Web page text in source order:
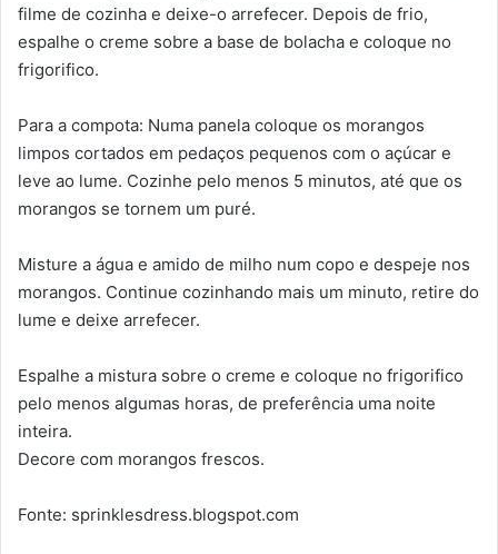
filme de cozinha e deixe-o arrefecer. Depois de frio,
espalhe o creme sobre a base de bolacha e coloque no
frigorifico.
Para a compota: Numa panela coloque os morangos
limpos cortados em pedaços pequenos com o açúcar e
leve ao lume. Cozinhe pelo menos 5 minutos, até que os
morangos se tornem um puré.
Misture a água e amido de milho num copo e despeje nos
morangos. Continue cozinhando mais um minuto, retire do
lume e deixe arrefecer.
Espalhe a mistura sobre o creme e coloque no frigorifico
pelo menos algumas horas, de preferência uma noite
inteira.
Decore com morangos frescos.
Fonte: sprinklesdress.blogspot.com